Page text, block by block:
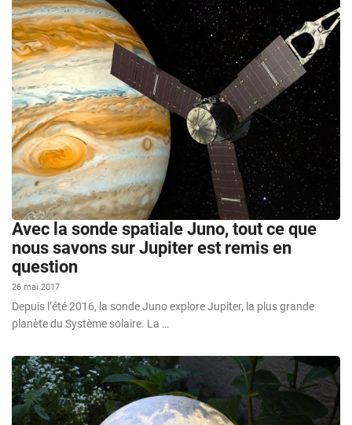
Avec la sonde spatiale Juno, tout ce que
nous savons sur Jupiter est remis en
question
26 mai 2017
Depuis l’été 2016, la sonde Juno explore Jupiter, la plus grande
planète du Système solaire. La …